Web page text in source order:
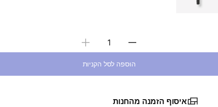
בחירת כמות
הוספה לסל הקניות
איסוף הזמנה מהחנות